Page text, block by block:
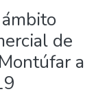
de
a